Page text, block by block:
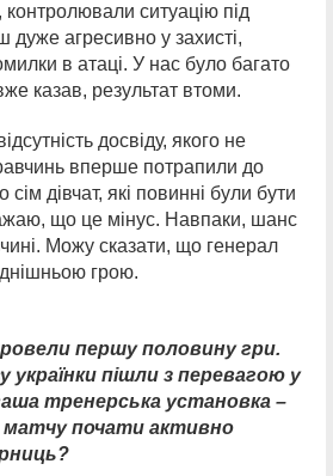
контролювали ситуацію під
агресивно у захисті,
в атаці. У нас було багато
казав, результат втоми.
досвіду, якого не
вперше потрапили до
сім дівчат, які повинні були бути
що це мінус. Навпаки, шанс
Можу сказати, що генерал
грою.
першу половину гри.
українки пішли з перевагою у
тренерська установка –
матчу почати активно